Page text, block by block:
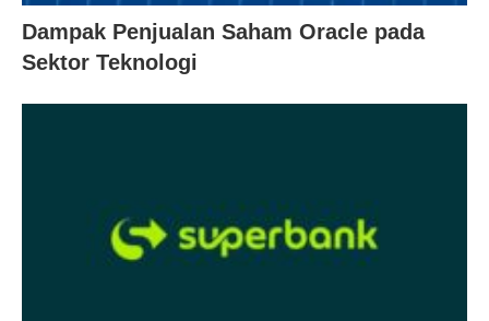
Dampak Penjualan Saham Oracle pada
Sektor Teknologi